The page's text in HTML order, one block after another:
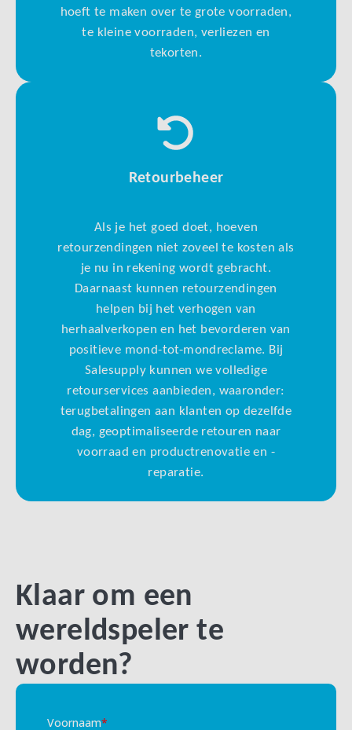
hoeft te maken over te grote voorraden,
te kleine voorraden, verliezen en
tekorten.
Retourbeheer
Als je het goed doet, hoeven
retourzendingen niet zoveel te kosten als
je nu in rekening wordt gebracht.
Daarnaast kunnen retourzendingen
helpen bij het verhogen van
herhaalverkopen en het bevorderen van
positieve mond-tot-mondreclame. Bij
Salesupply kunnen we volledige
retourservices aanbieden, waaronder:
terugbetalingen aan klanten op dezelfde
dag, geoptimaliseerde retouren naar
voorraad en productrenovatie en -
reparatie.
Klaar om een
wereldspeler te
worden?